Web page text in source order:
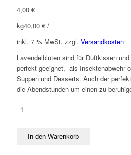
4,00 €
40,00 €/
kg
inkl. 7 % MwSt. zzgl. Versandkosten
Lavendelblüten sind für Duftkissen
perfekt geeignet, als Insektenabwehr
Suppen und Desserts. Auch der
die Abendstunden um einen zu
In den Warenkorb